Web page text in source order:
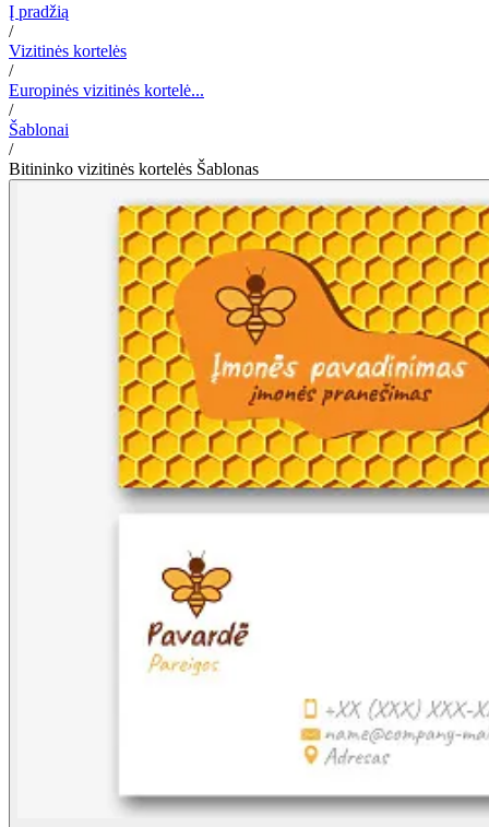
Į pradžią
/
Vizitinės kortelės
/
Europinės vizitinės kortelė...
/
Šablonai
/
Bitininko vizitinės kortelės Šablonas